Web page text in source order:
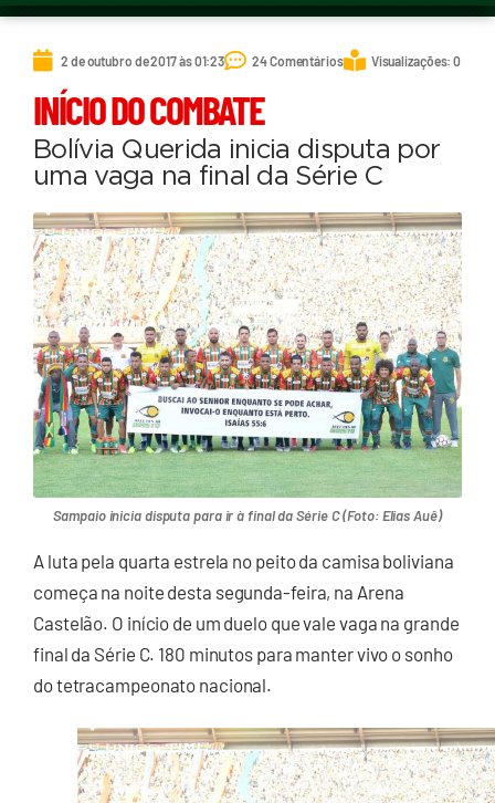
2 de outubro de 2017 às 01:23 24 Comentários Visualizações: 0
INÍCIO DO COMBATE
Bolívia Querida inicia disputa por
uma vaga na final da Série C
Sampaio inicia disputa para ir à final da Série C (Foto: Elias Auê)
A luta pela quarta estrela no peito da camisa boliviana
começa na noite desta segunda-feira, na Arena
Castelão. O início de um duelo que vale vaga na grande
final da Série C. 180 minutos para manter vivo o sonho
do tetracampeonato nacional.